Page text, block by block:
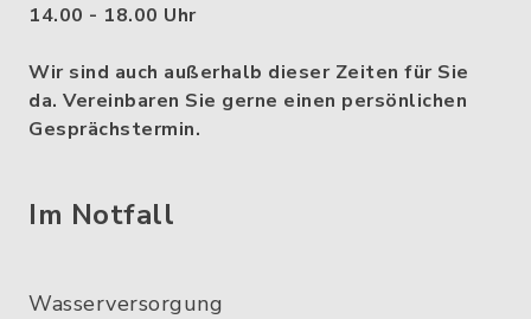
14.00 - 18.00 Uhr
Wir sind auch außerhalb dieser Zeiten für Sie
da. Vereinbaren Sie gerne einen persönlichen
Gesprächstermin.
Im Notfall
Wasserversorgung